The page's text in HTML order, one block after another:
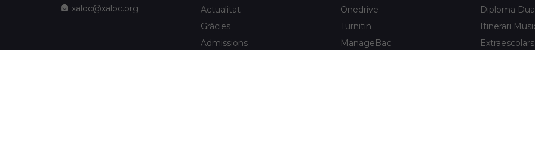
xaloc@xaloc.org
Actualitat
Gràcies
Admissions
Onedrive
Turnitin
ManageBac
Diploma
Itinerari
Extraescolars